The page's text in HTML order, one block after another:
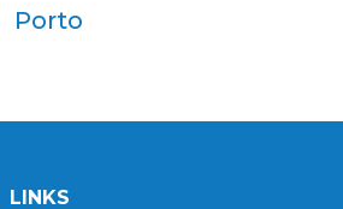
Porto
LINKS